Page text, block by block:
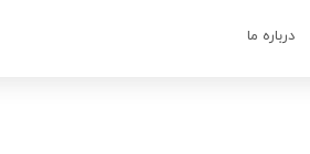
درباره ما